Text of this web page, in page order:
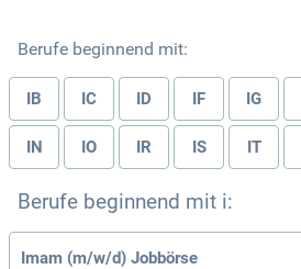
Berufe beginnend mit:
IB IC ID IF IG
IN IO IR IS IT
Berufe beginnend mit i:
Imam (m/w/d) Jobbörse